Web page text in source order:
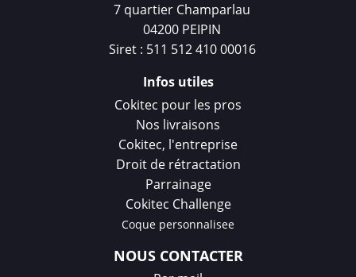
7 quartier Champarlau
04200 PEIPIN
Siret : 511 512 410 00016
Infos utiles
Cokitec pour les pros
Nos livraisons
Cokitec, l'entreprise
Droit de rétractation
Parrainage
Cokitec Challenge
Coque personnalisee
NOUS CONTACTER